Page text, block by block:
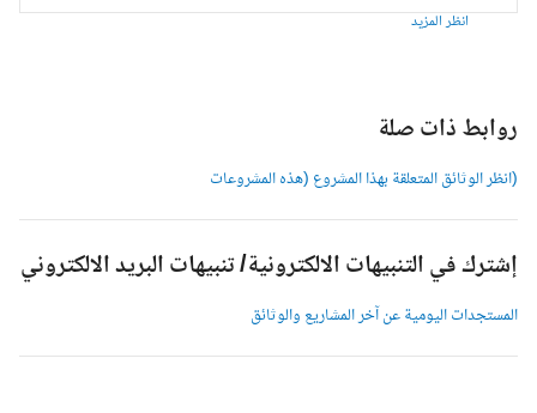
انظر المزيد
روابط ذات صلة
(انظر الوثائق المتعلقة بهذا المشروع (هذه المشروعات
إشترك في التنبيهات الالكترونية/ تنبيهات البريد الالكتروني
المستجدات اليومية عن آخر المشاريع والوثائق